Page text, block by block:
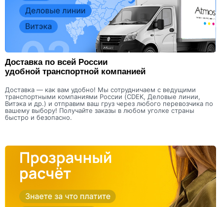
Доставка по всей России
удобной транспортной компанией
Доставка — как вам удобно! Мы сотрудничаем с ведущими
транспортными компаниями России (CDEK, Деловые линии,
Витэка и др.) и отправим ваш груз через любого перевозчика по
вашему выбору! Получайте заказы в любом уголке страны
быстро и безопасно.